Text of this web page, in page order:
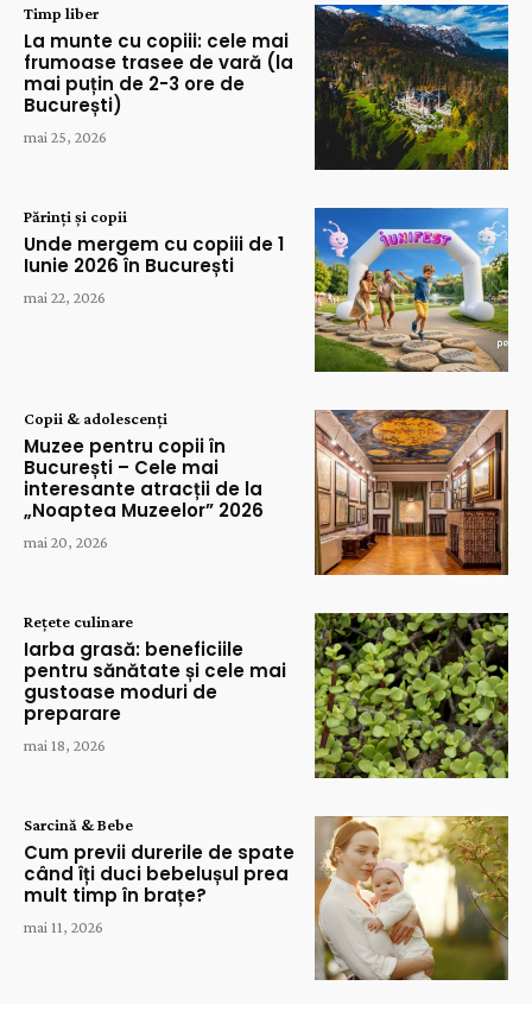
Timp liber
La munte cu copiii: cele mai
frumoase trasee de vară (la
mai puțin de 2-3 ore de
București)
mai 25, 2026
Părinți și copii
Unde mergem cu copiii de 1
Iunie 2026 în București
mai 22, 2026
Copii & adolescenți
Muzee pentru copii în
București – Cele mai
interesante atracții de la
„Noaptea Muzeelor” 2026
mai 20, 2026
Rețete culinare
Iarba grasă: beneficiile
pentru sănătate și cele mai
gustoase moduri de
preparare
mai 18, 2026
Sarcină & Bebe
Cum previi durerile de spate
când îți duci bebelușul prea
mult timp în brațe?
mai 11, 2026